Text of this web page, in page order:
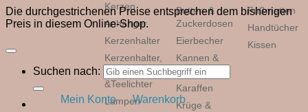
Kerzen
Anhänger
Kerzenhalter
Kerzenhalter,
Wind-
&Teelichter
Lampen
Butter- &
Zuckerdosen
Eierbecher
Kannen &
Zubehör
Karaffen
Krüge &
Fußmatten
Handtücher
Kissen
Die durchgestrichenen Preise entsprechen dem bisherigen
Preis in diesem Online-Shop.
Suchen nach:
Mein Konto Warenkorb